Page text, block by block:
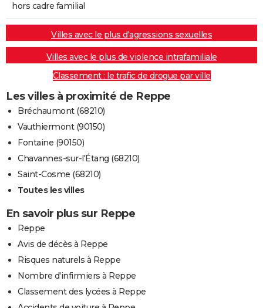
hors cadre familial
Villes avec le plus d'agressions sexuelles
Villes avec le plus de violence intrafamiliale
Classement : le trafic de drogue par ville
Les villes à proximité de Reppe
Bréchaumont (68210)
Vauthiermont (90150)
Fontaine (90150)
Chavannes-sur-l'Étang (68210)
Saint-Cosme (68210)
Toutes les villes
En savoir plus sur Reppe
Reppe
Avis de décès à Reppe
Risques naturels à Reppe
Nombre d'infirmiers à Reppe
Classement des lycées à Reppe